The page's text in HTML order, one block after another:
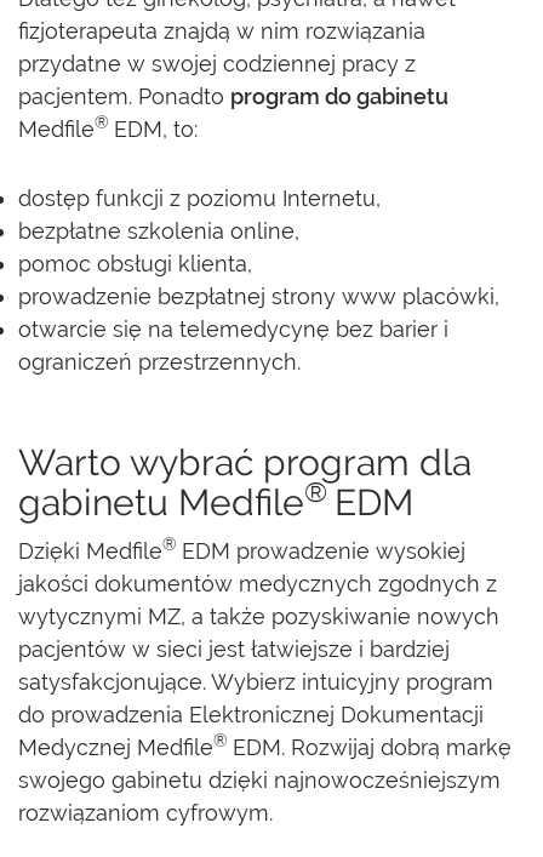
fizjoterapeuta znajdą w nim rozwiązania
przydatne w swojej codziennej pracy z
pacjentem. Ponadto program do gabinetu
Medfile® EDM, to:
dostęp funkcji z poziomu Internetu,
bezpłatne szkolenia online,
pomoc obsługi klienta,
prowadzenie bezpłatnej strony www placówki,
otwarcie się na telemedycynę bez barier i
ograniczeń przestrzennych.
Warto wybrać program dla
gabinetu Medfile®EDM
Dzięki Medfile® EDM prowadzenie wysokiej
jakości dokumentów medycznych zgodnych z
wytycznymi MZ, a także pozyskiwanie nowych
pacjentów w sieci jest łatwiejsze i bardziej
satysfakcjonujące. Wybierz intuicyjny program
do prowadzenia Elektronicznej Dokumentacji
Medycznej Medfile® EDM. Rozwijaj dobrą markę
swojego gabinetu dzięki najnowocześniejszym
rozwiązaniom cyfrowym.